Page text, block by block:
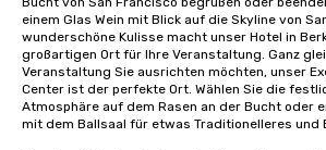
einem Glas Wein mit Blick auf die Skyline von
wunderschöne Kulisse macht unser Hotel in
großartigen Ort für Ihre Veranstaltung. Ganz
Veranstaltung Sie ausrichten möchten, unser
Center ist der perfekte Ort. Wählen Sie die
Atmosphäre auf dem Rasen an der Bucht oder
mit dem Ballsaal für etwas Traditionelleres und